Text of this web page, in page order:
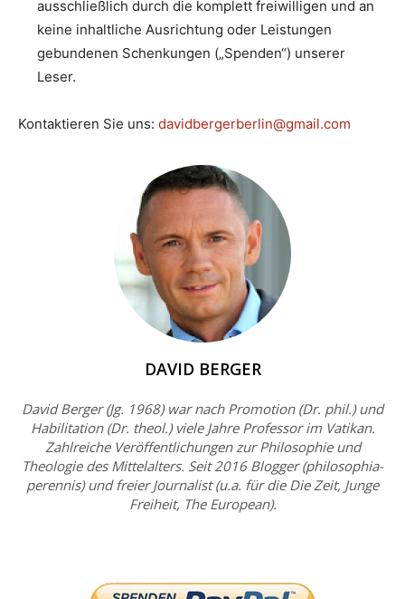
ausschließlich durch die komplett freiwilligen und an
keine inhaltliche Ausrichtung oder Leistungen
gebundenen Schenkungen („Spenden“) unserer
Leser.
Kontaktieren Sie uns: davidbergerberlin@gmail.com
DAVID BERGER
David Berger (Jg. 1968) war nach Promotion (Dr. phil.) und
Habilitation (Dr. theol.) viele Jahre Professor im Vatikan.
Zahlreiche Veröffentlichungen zur Philosophie und
Theologie des Mittelalters. Seit 2016 Blogger (philosophia-
perennis) und freier Journalist (u.a. für die Die Zeit, Junge
Freiheit, The European).